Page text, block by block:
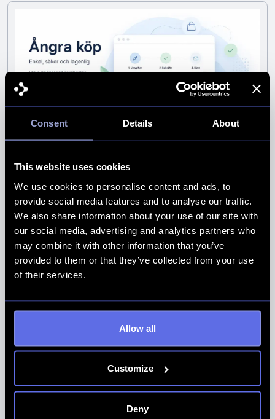
Consent Details About
This website uses cookies
We use cookies to personalise content and ads, to
provide social media features and to analyse our traffic.
We also share information about your use of our site with
our social media, advertising and analytics partners who
may combine it with other information that you’ve
provided to them or that they’ve collected from your use
of their services.
Allow all
Customize
Deny
Funktion för förenklad ångerrätt i
WM3 - Nytt lagkrav 19 Juni 2026
Läs artikel